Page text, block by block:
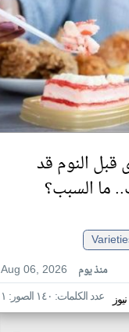
النوم قد
ما السبب؟
Aug 06, 2026
منذ يوم
عدد الكلمات: ١٤٠ الصور: ١